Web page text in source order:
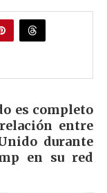
es completo
entre
durante
en su red